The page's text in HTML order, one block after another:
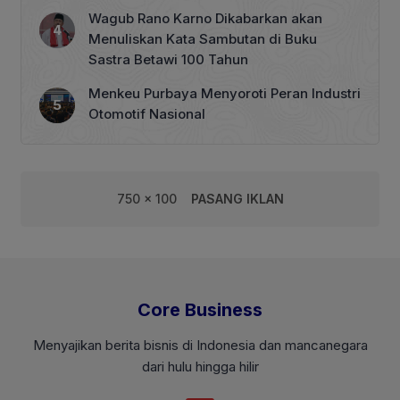
Wagub Rano Karno Dikabarkan akan
Menuliskan Kata Sambutan di Buku
Sastra Betawi 100 Tahun
Menkeu Purbaya Menyoroti Peran Industri
Otomotif Nasional
750 x 100 PASANG IKLAN
Core Business
Menyajikan berita bisnis di Indonesia dan mancanegara
dari hulu hingga hilir